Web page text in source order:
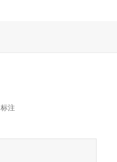
标注